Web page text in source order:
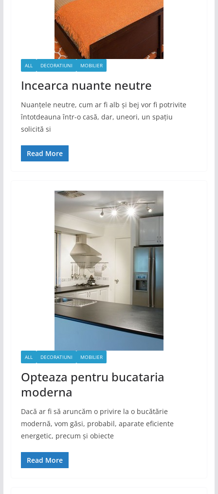
ALL DECORATIUNI MOBILIER
Incearca nuante neutre
Nuanțele neutre, cum ar fi alb și bej vor fi potrivite
întotdeauna într-o casă, dar, uneori, un spațiu
solicită si
Read More
ALL DECORATIUNI MOBILIER
Opteaza pentru bucataria
moderna
Dacă ar fi să aruncăm o privire la o bucătărie
modernă, vom găsi, probabil, aparate eficiente
energetic, precum și obiecte
Read More